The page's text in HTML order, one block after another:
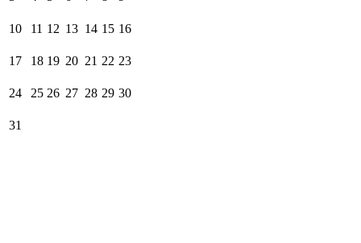
10 11 12 13 14 15 16
17 18 19 20 21 22 23
24 25 26 27 28 29 30
31